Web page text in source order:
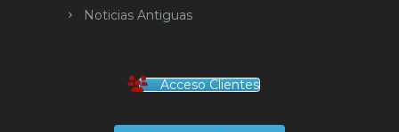
Noticias Antiguas
Acceso Clientes